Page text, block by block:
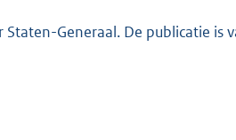
Generaal. De publicatie is